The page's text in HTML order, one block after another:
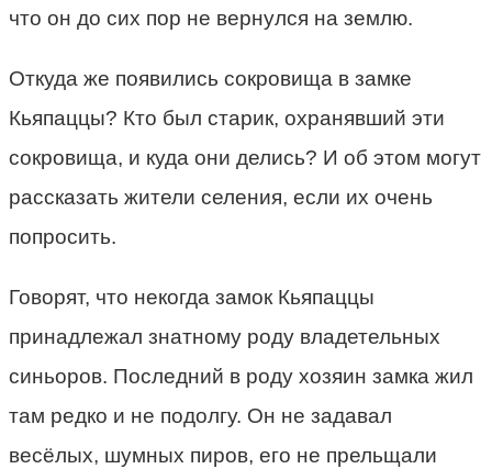
что он до сих пор не вернулся на землю.
Откуда же появились сокровища в замке
Кьяпаццы? Кто был старик, охранявший эти
сокровища, и куда они делись? И об этом могут
рассказать жители селения, если их очень
попросить.
Говорят, что некогда замок Кьяпаццы
принадлежал знатному роду владетельных
синьоров. Последний в роду хозяин замка жил
там редко и не подолгу. Он не задавал
весёлых, шумных пиров, его не прельщали